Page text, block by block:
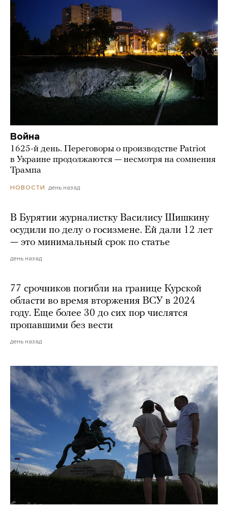
Война
1625-й день. Переговоры о производстве Patriot
в Украине продолжаются — несмотря на сомнения
Трампа
НОВОСТИ день назад
В Бурятии журналистку Василису Шишкину
осудили по делу о госизмене. Ей дали 12 лет
— это минимальный срок по статье
день назад
77 срочников погибли на границе Курской
области во время вторжения ВСУ в 2024
году. Еще более 30 до сих пор числятся
пропавшими без вести
день назад